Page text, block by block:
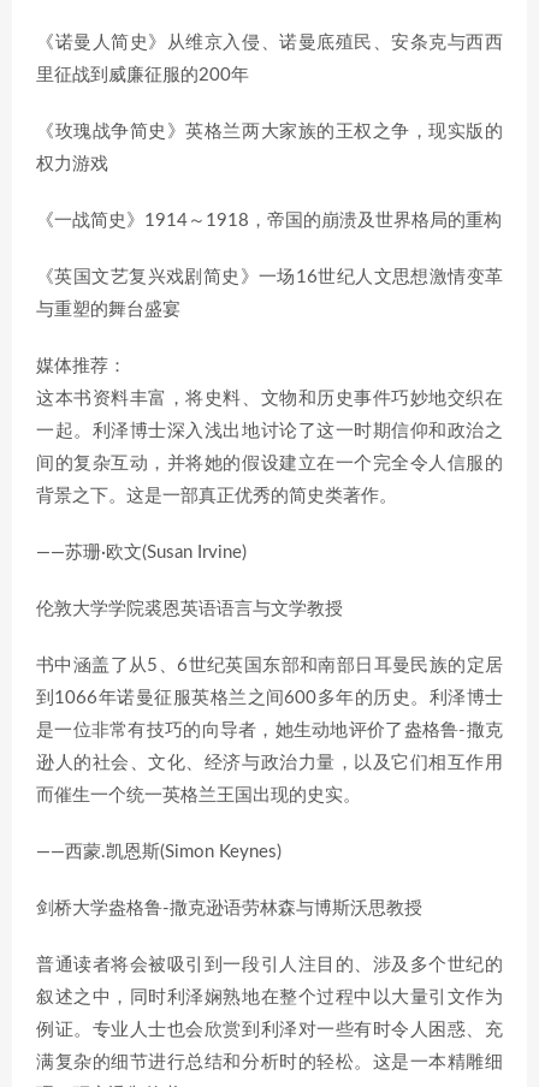
《诺曼人简史》从维京入侵、诺曼底殖民、安条克与西西
里征战到威廉征服的200年
《玫瑰战争简史》英格兰两大家族的王权之争，现实版的
权力游戏
《一战简史》1914～1918，帝国的崩溃及世界格局的重构
《英国文艺复兴戏剧简史》一场16世纪人文思想激情变革
与重塑的舞台盛宴
媒体推荐：
这本书资料丰富，将史料、文物和历史事件巧妙地交织在
一起。利泽博士深入浅出地讨论了这一时期信仰和政治之
间的复杂互动，并将她的假设建立在一个完全令人信服的
背景之下。这是一部真正优秀的简史类著作。
——苏珊·欧文(Susan Irvine)
伦敦大学学院裘恩英语语言与文学教授
书中涵盖了从5、6世纪英国东部和南部日耳曼民族的定居
到1066年诺曼征服英格兰之间600多年的历史。利泽博士
是一位非常有技巧的向导者，她生动地评价了盎格鲁-撒克
逊人的社会、文化、经济与政治力量，以及它们相互作用
而催生一个统一英格兰王国出现的史实。
——西蒙.凯恩斯(Simon Keynes)
剑桥大学盎格鲁-撒克逊语劳林森与博斯沃思教授
普通读者将会被吸引到一段引人注目的、涉及多个世纪的
叙述之中，同时利泽娴熟地在整个过程中以大量引文作为
例证。专业人士也会欣赏到利泽对一些有时令人困惑、充
满复杂的细节进行总结和分析时的轻松。这是一本精雕细